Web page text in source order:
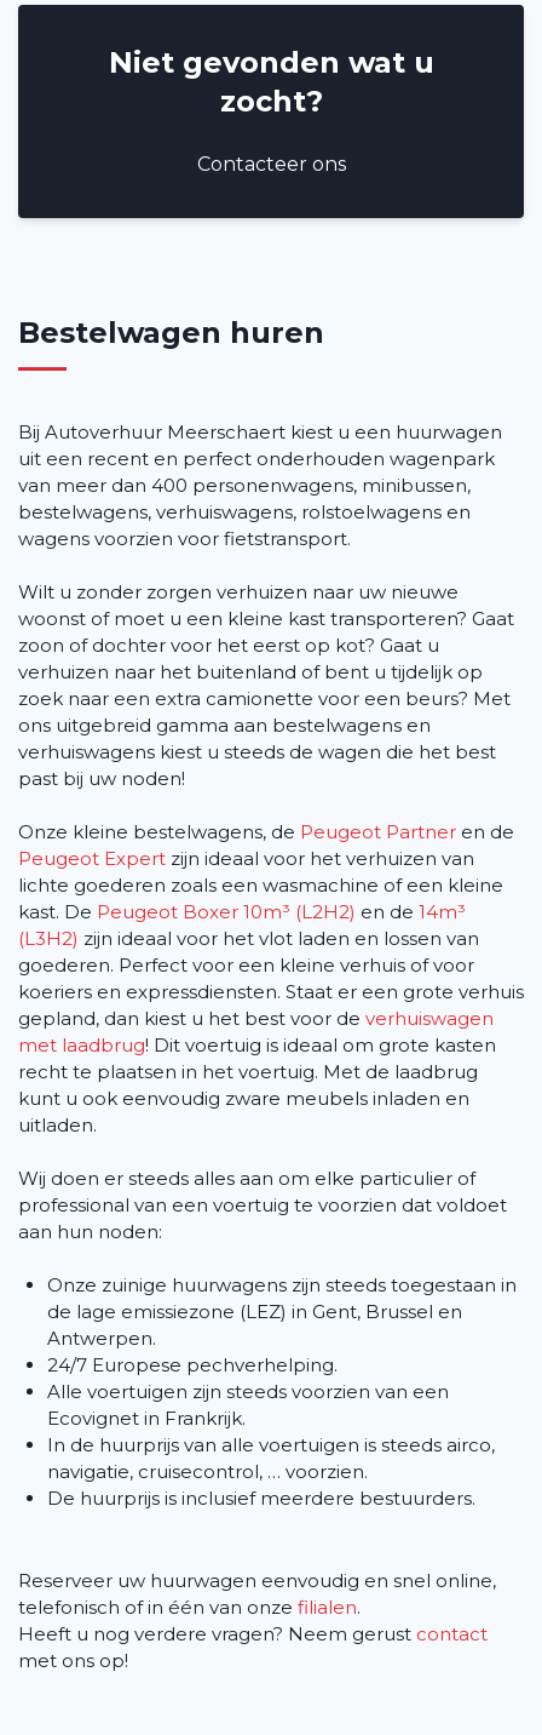
Niet gevonden wat u
zocht?
Contacteer ons
Bestelwagen huren
Bij Autoverhuur Meerschaert kiest u een huurwagen
uit een recent en perfect onderhouden wagenpark
van meer dan 400 personenwagens, minibussen,
bestelwagens, verhuiswagens, rolstoelwagens en
wagens voorzien voor fietstransport.
Wilt u zonder zorgen verhuizen naar uw nieuwe
woonst of moet u een kleine kast transporteren? Gaat
zoon of dochter voor het eerst op kot? Gaat u
verhuizen naar het buitenland of bent u tijdelijk op
zoek naar een extra camionette voor een beurs? Met
ons uitgebreid gamma aan bestelwagens en
verhuiswagens kiest u steeds de wagen die het best
past bij uw noden!
Onze kleine bestelwagens, de Peugeot Partner en de
Peugeot Expert zijn ideaal voor het verhuizen van
lichte goederen zoals een wasmachine of een kleine
kast. De Peugeot Boxer 10m³ (L2H2) en de 14m³
(L3H2) zijn ideaal voor het vlot laden en lossen van
goederen. Perfect voor een kleine verhuis of voor
koeriers en expressdiensten. Staat er een grote verhuis
gepland, dan kiest u het best voor de verhuiswagen
met laadbrug! Dit voertuig is ideaal om grote kasten
recht te plaatsen in het voertuig. Met de laadbrug
kunt u ook eenvoudig zware meubels inladen en
uitladen.
Wij doen er steeds alles aan om elke particulier of
professional van een voertuig te voorzien dat voldoet
aan hun noden:
Onze zuinige huurwagens zijn steeds toegestaan in
de lage emissiezone (LEZ) in Gent, Brussel en
Antwerpen.
24/7 Europese pechverhelping.
Alle voertuigen zijn steeds voorzien van een
Ecovignet in Frankrijk.
In de huurprijs van alle voertuigen is steeds airco,
navigatie, cruisecontrol, … voorzien.
De huurprijs is inclusief meerdere bestuurders.
Reserveer uw huurwagen eenvoudig en snel online,
telefonisch of in één van onze filialen.
Heeft u nog verdere vragen? Neem gerust contact
met ons op!